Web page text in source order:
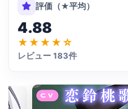
評価（★平均）
4.88
★★★★☆
レビュー 183件